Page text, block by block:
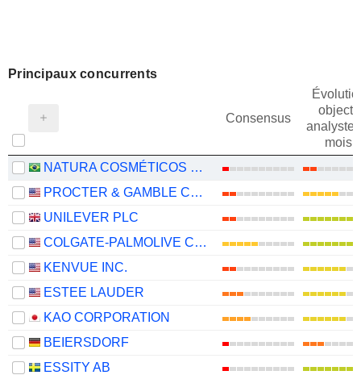
Principaux concurrents
Consensus
objectif
mois
NATURA COSMÉTICOS S.A.
PROCTER & GAMBLE COMPANY
UNILEVER PLC
COLGATE-PALMOLIVE COMPANY
KENVUE INC.
ESTEE LAUDER
KAO CORPORATION
BEIERSDORF
ESSITY AB